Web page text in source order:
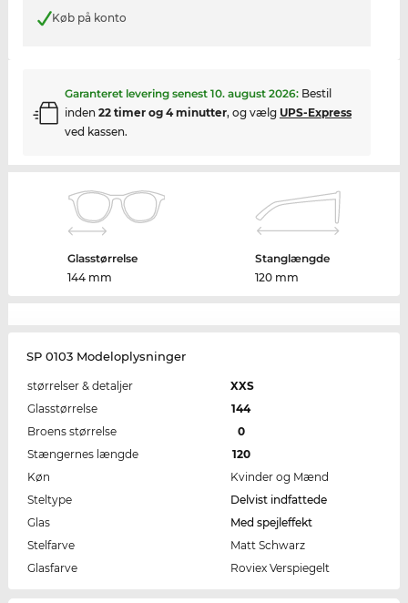
Køb på konto
Garanteret levering senest 10. august 2026: Bestil
inden 22 timer og 4 minutter, og vælg UPS-Express
ved kassen.
Glasstørrelse
144 mm
Stanglængde
120 mm
SP 0103 Modeloplysninger
størrelser & detaljer
XXS
Glasstørrelse
144
Broens størrelse
0
Stængernes længde
120
Køn
Kvinder og Mænd
Steltype
Delvist indfattede
Glas
Med spejleffekt
Stelfarve
Matt Schwarz
Glasfarve
Roviex Verspiegelt